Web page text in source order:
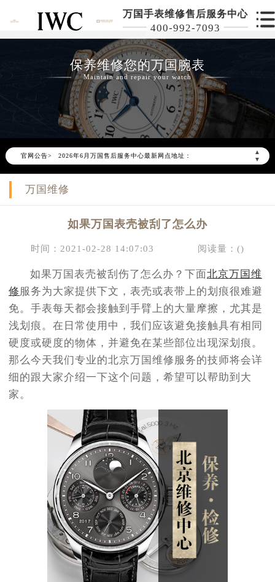
万国手表维修售后服务中心
400-992-7093
保养维修您的万国腕表
Maintain and repair your watch
官网公告>
▲
▼
2026年6月万国北京市售后服务网络优化升级公告
2026年6月北京市万国官方售后客户服务热线：400-992-7093
2026年6月万国售后服务中心最新网点地址：
北京市东城区东长安街1号东方广场写字楼W3座6层602室（需提前预约）
万国维修
如果万国表壳被刮了怎么办
时间：2021-02-28 14:07:03 阅读量：()
如果万国表壳被刮伤了怎么办？下面北京万国维
修 服务为大家提供下文，表壳或表带上的划痕很难避
免。手表每天都会接触到手臂上的大量摩擦，尤其是
浅划痕。在日常使用中，我们应该避免接触具有相同
硬度或硬度的物体，并避免在某些部位出现深划痕。
那么今天我们专业的北京万国维修服务的技师将会详
细的跟大家介绍一下这个问题，希望可以帮助到大
家。